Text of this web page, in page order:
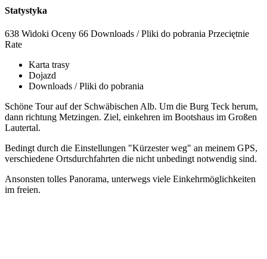
Statystyka
638 Widoki Oceny 66 Downloads / Pliki do pobrania Przeciętnie
Rate
Karta trasy
Dojazd
Downloads / Pliki do pobrania
Schöne Tour auf der Schwäbischen Alb. Um die Burg Teck herum,
dann richtung Metzingen. Ziel, einkehren im Bootshaus im Großen
Lautertal.
Bedingt durch die Einstellungen "Kürzester weg" an meinem GPS,
verschiedene Ortsdurchfahrten die nicht unbedingt notwendig sind.
Ansonsten tolles Panorama, unterwegs viele Einkehrmöglichkeiten
im freien.